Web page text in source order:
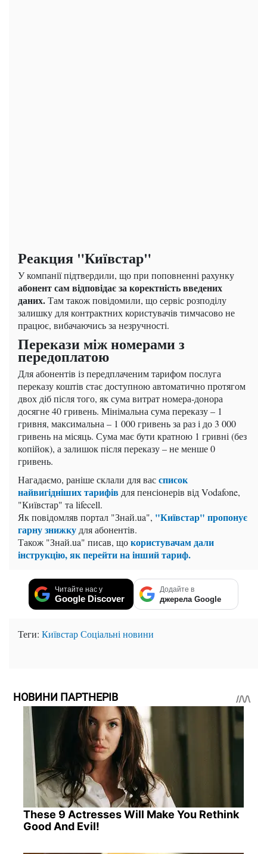
Реакция "Київстар"
У компанії підтвердили, що при поповненні рахунку
абонент сам відповідає за коректність введених
даних.Там також повідомили, що сервіс розподілу
залишку для контрактних користувачів тимчасово не
працює, вибачаючись за незручності.
Перекази між номерами з
передоплатою
Для абонентів із передплаченим тарифом послуга
переказу коштів стає доступною автоматично протягом
двох діб після того, як сума витрат номера-донора
досягне 40 гривень. Мінімальна сума переказу – 1
гривня, максимальна – 1 000 гривень за раз і до 3 000
гривень на місяць. Сума має бути кратною 1 гривні (без
копійок), а залишок після переказу – не менше 0
гривень.
Нагадаємо, раніше склали для вассписок
найвигідніших тарифів для пенсіонерів від Vodafone,
"Київстар" та lifecell.
Як повідомляв портал "Знай.ua", "Київстар" пропонує
гарну знижку для абонентів.
Також "Знай.ua" писав, щокористувачам дали
інструкцію, як перейти на інший тариф.
Читайте нас у
Google Discover
Додайте в
джерела Google
Теги: КиївстарСоціальні новини
НОВИНИ ПАРТНЕРІВ
These 9 Actresses Will Make You Rethink
Good And Evil!